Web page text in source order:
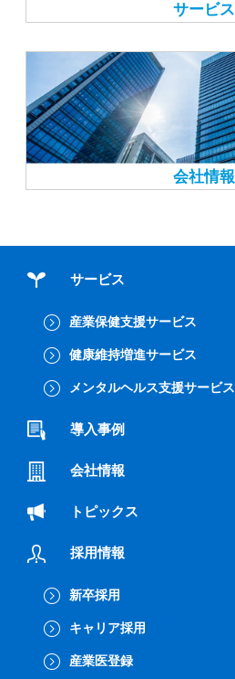
サービス
会社情報
サービス
産業保健支援サービス
健康維持増進サービス
メンタルヘルス支援サービス
導入事例
会社情報
トピックス
採用情報
新卒採用
キャリア採用
産業医登録